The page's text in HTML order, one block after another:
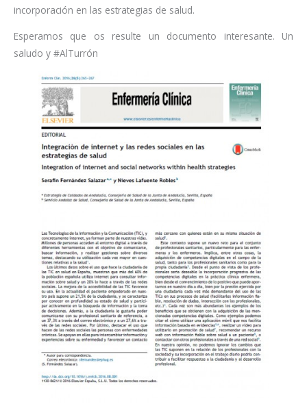
incorporación en las estrategias de salud.
Esperamos que os resulte un documento interesante. Un
saludo y #AlTurrón